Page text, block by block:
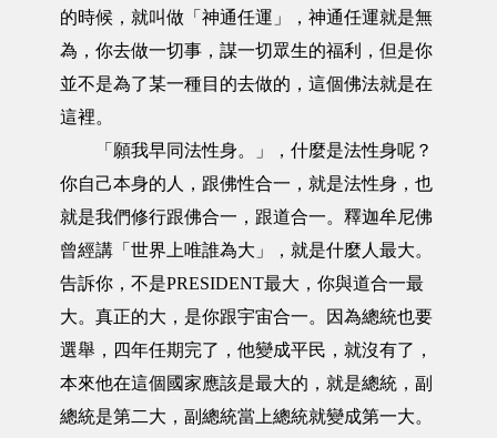
的時候，就叫做「神通任運」，神通任運就是無
為，你去做一切事，謀一切眾生的福利，但是你
並不是為了某一種目的去做的，這個佛法就是在
這裡。
「願我早同法性身。」，什麼是法性身呢？
你自己本身的人，跟佛性合一，就是法性身，也
就是我們修行跟佛合一，跟道合一。釋迦牟尼佛
曾經講「世界上唯誰為大」，就是什麼人最大。
告訴你，不是PRESIDENT最大，你與道合一最
大。真正的大，是你跟宇宙合一。因為總統也要
選舉，四年任期完了，他變成平民，就沒有了，
本來他在這個國家應該是最大的，就是總統，副
總統是第二大，副總統當上總統就變成第一大。